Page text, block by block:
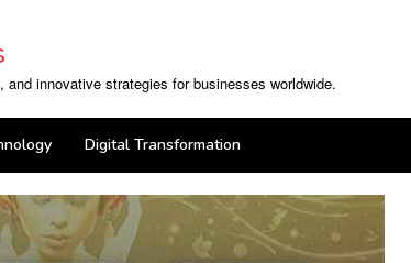
innovative strategies for businesses worldwide.
Digital Transformation